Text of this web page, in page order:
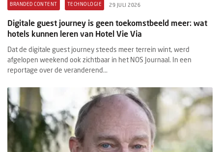
BRANDED CONTENT TECHNOLOGIE 29 JULI 2026
Digitale guest journey is geen toekomstbeeld meer: wat
hotels kunnen leren van Hotel Vie Via
Dat de digitale guest journey steeds meer terrein wint, werd
afgelopen weekend ook zichtbaar in het NOS Journaal. In een
reportage over de veranderend...